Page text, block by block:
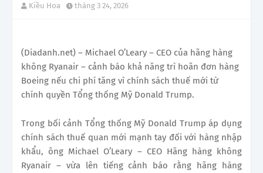
Kiều Hoa tháng 3 24, 2026
(Diadanh.net) – Michael O’Leary – CEO của hãng hàng
không Ryanair – cảnh báo khả năng trì hoãn đơn hàng
Boeing nếu chi phí tăng vì chính sách thuế mới từ
chính quyền Tổng thống Mỹ Donald Trump.
Trong bối cảnh Tổng thống Mỹ Donald Trump áp dụng
chính sách thuế quan mới mạnh tay đối với hàng nhập
khẩu, ông Michael O’Leary – CEO Hãng hàng không
Ryanair – vừa lên tiếng cảnh báo rằng hãng hàng